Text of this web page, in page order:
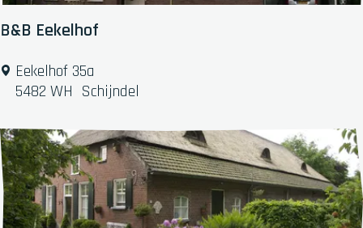
B&B Eekelhof
B
E
e
k
e
l
Eekelhof 35a
5482 WH Schijndel